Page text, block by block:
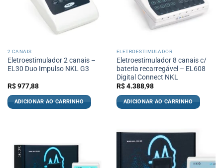
2 CANAIS
Eletroestimulador 2 canais –
EL30 Duo Impulso NKL G3
R$977,88
ADICIONAR AO CARRINHO
ELETROESTIMULADOR
Eletroestimulador 8 canais c/
bateria recarregável – EL608
Digital Connect NKL
R$4.388,98
ADICIONAR AO CARRINHO